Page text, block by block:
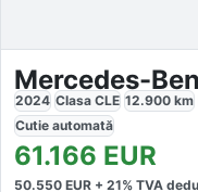
Mercedes-
2024 Clasa CLE 12.900 km
Cutie automată
61.166 EUR
50.550 EUR + 21% TVA